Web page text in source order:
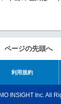
ページの先頭へ
利用規約
INSIGHT Inc. All